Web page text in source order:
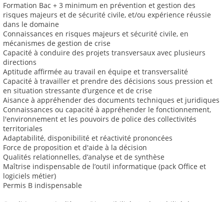
Formation Bac + 3 minimum en prévention et gestion des
risques majeurs et de sécurité civile, et/ou expérience réussie
dans le domaine
Connaissances en risques majeurs et sécurité civile, en
mécanismes de gestion de crise
Capacité à conduire des projets transversaux avec plusieurs
directions
Aptitude affirmée au travail en équipe et transversalité
Capacité à travailler et prendre des décisions sous pression et
en situation stressante d’urgence et de crise
Aisance à appréhender des documents techniques et juridiques
Connaissances ou capacité à appréhender le fonctionnement,
l'environnement et les pouvoirs de police des collectivités
territoriales
Adaptabilité, disponibilité et réactivité prononcées
Force de proposition et d'aide à la décision
Qualités relationnelles, d’analyse et de synthèse
Maîtrise indispensable de l’outil informatique (pack Office et
logiciels métier)
Permis B indispensable